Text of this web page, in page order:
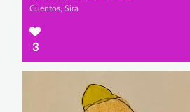
Cuentos, Sira
3